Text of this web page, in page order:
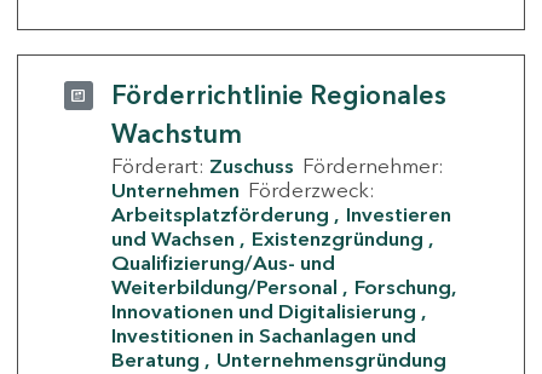
Förderrichtlinie Regionales
Wachstum
Förderart: Zuschuss Fördernehmer:
Unternehmen Förderzweck:
Arbeitsplatzförderung
Investieren
und Wachsen
Existenzgründung
Qualifizierung/Aus- und
Weiterbildung/Personal
Forschung,
Innovationen und Digitalisierung
Investitionen in Sachanlagen und
Beratung
Unternehmensgründung